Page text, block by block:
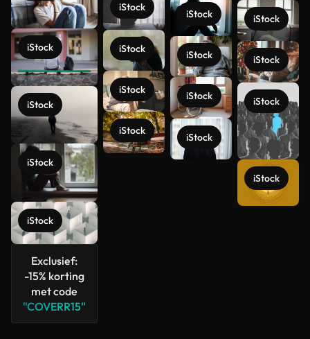
iStock
iStock
iStock
iStock
Exclusief:
-15% korting
met code
"COVERR15"
iStock
iStock
iStock
iStock
iStock
iStock
iStock
iStock
iStock
iStock
iStock
iStock